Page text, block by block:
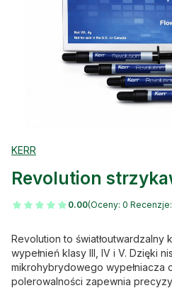
KERR
Revolution
0.00(Oceny: 0
Revolution to światłoutwardzalny
wypełnień klasy III, IV i V. Dzięki
mikrohybrydowego wypełniacza
polerowalności zapewnia